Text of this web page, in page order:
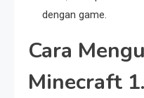
dengan game.
Cara
Minecraft